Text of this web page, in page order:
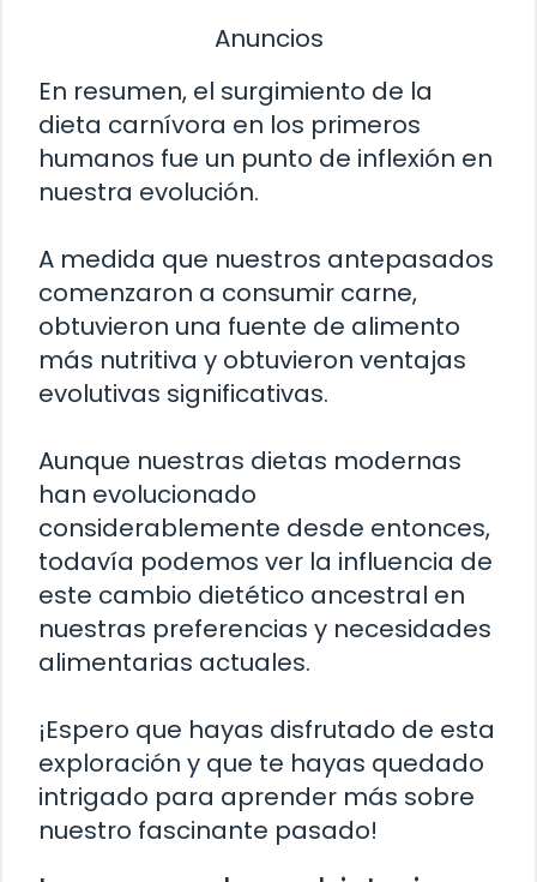
Anuncios
En resumen, el surgimiento de la
dieta carnívora en los primeros
humanos fue un punto de inflexión en
nuestra evolución.
A medida que nuestros antepasados
comenzaron a consumir carne,
obtuvieron una fuente de alimento
más nutritiva y obtuvieron ventajas
evolutivas significativas.
Aunque nuestras dietas modernas
han evolucionado
considerablemente desde entonces,
todavía podemos ver la influencia de
este cambio dietético ancestral en
nuestras preferencias y necesidades
alimentarias actuales.
¡Espero que hayas disfrutado de esta
exploración y que te hayas quedado
intrigado para aprender más sobre
nuestro fascinante pasado!